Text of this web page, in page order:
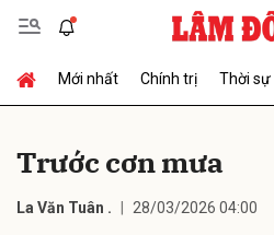
Mới nhất Chính trị Thời sự
Trước cơn mưa
La Văn Tuân . 28/03/2026 04:00
Gửi bình luận